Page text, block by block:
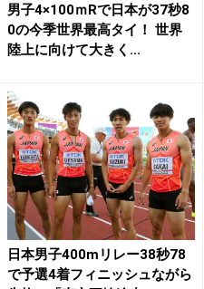
男子4×100ｍRで日本が37秒8
0の今季世界最高タイ！ 世界
陸上に向けて大きく...
日本男子400mリレー38秒78
で予選4着フィニッシュながら